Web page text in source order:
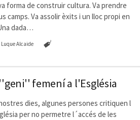
forma de construir cultura. Va prendre
camps. Va assolir èxits i un lloc propi en
dada…
Luque Alcaide
femení a l'Església
dies, algunes persones critiquen l
per no permetre l´accés de les